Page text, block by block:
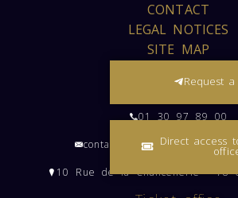
Request
Direct access
CONTACT
LEGAL NOTICES
SITE MAP
Request a quote
01 30 97 89 00
10 Rue de la Chancellerie - 78